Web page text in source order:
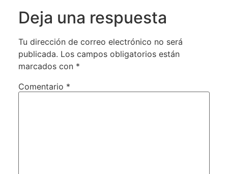
Deja una respuesta
Tu dirección de correo electrónico no será
publicada. Los campos obligatorios están
marcados con *
Comentario *